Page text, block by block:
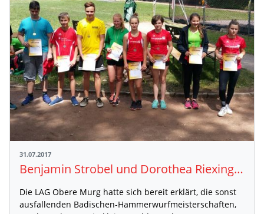
31.07.2017
Benjamin Strobel und Dorothea Riexinger überragen bei den Hammerwurfmeisterschaften U16 in Langenbrand
Die LAG Obere Murg hatte sich bereit erklärt, die sonst
ausfallenden Badischen-Hammerwurfmeisterschaften,